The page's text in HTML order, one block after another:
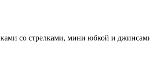
со стрелками, мини юбкой и